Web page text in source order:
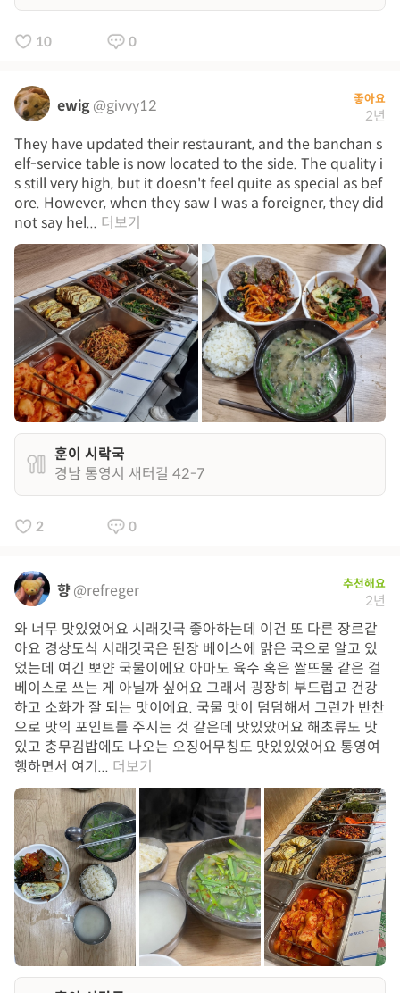
10 0
ewig@givvy12 좋아요
2년
They have updated their restaurant, and the banchan s
elf-service table is now located to the side. The quality i
s still very high, but it doesn't feel quite as special as bef
ore. However, when they saw I was a foreigner, they did
not say hel... 더보기
훈이 시락국
경남 통영시 새터길 42-7
2 0
향@refreger 추천해요
2년
와 너무 맛있었어요 시래깃국 좋아하는데 이건 또 다른 장르같
아요 경상도식 시래깃국은 된장 베이스에 맑은 국으로 알고 있
었는데 여긴 뽀얀 국물이에요 아마도 육수 혹은 쌀뜨물 같은 걸
베이스로 쓰는 게 아닐까 싶어요 그래서 굉장히 부드럽고 건강
하고 소화가 잘 되는 맛이에요. 국물 맛이 덤덤해서 그런가 반찬
으로 맛의 포인트를 주시는 것 같은데 맛있았어요 해초류도 맛
있고 충무김밥에도 나오는 오징어무칭도 맛있있었어요 통영여
행하면서 여기... 더보기